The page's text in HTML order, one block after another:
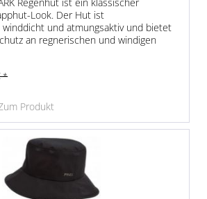
Regenhut ist ein klassischer
Look. Der Hut ist
winddicht und atmungsaktiv und bietet
an regnerischen und windigen
*
Produkt